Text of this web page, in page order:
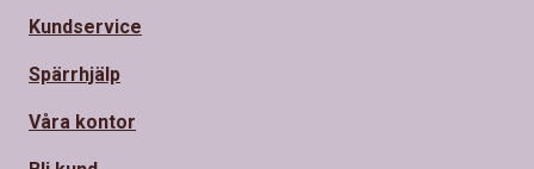
Kundservice
Spärrhjälp
Våra kontor